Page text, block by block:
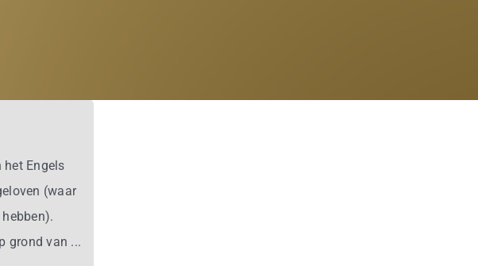
het Engels
(waar
grond van ...